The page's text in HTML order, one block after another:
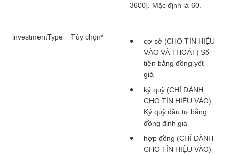
3600]. Mặc định là 60.
investmentType Tùy chọn*
cơ sở (CHO TÍN HIỆU
VÀO VÀ THOÁT) Số
tiền bằng đồng yết
giá
ký quỹ (CHỈ DÀNH
CHO TÍN HIỆU VÀO)
Ký quỹ đầu tư bằng
đồng định giá
hợp đồng (CHỈ DÀNH
CHO TÍN HIỆU VÀO)